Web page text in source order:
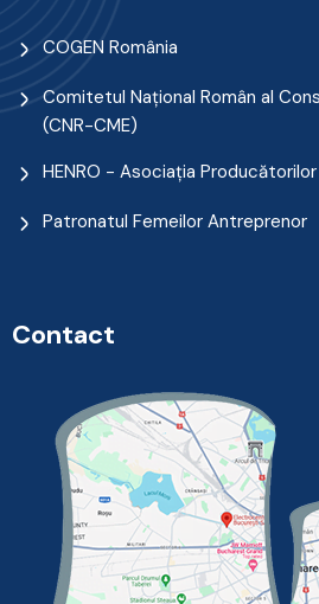
COGEN România
Comitetul Naţional Român al
(CNR-CME)
HENRO - Asociația
Patronatul Femeilor Antreprenor
Contact